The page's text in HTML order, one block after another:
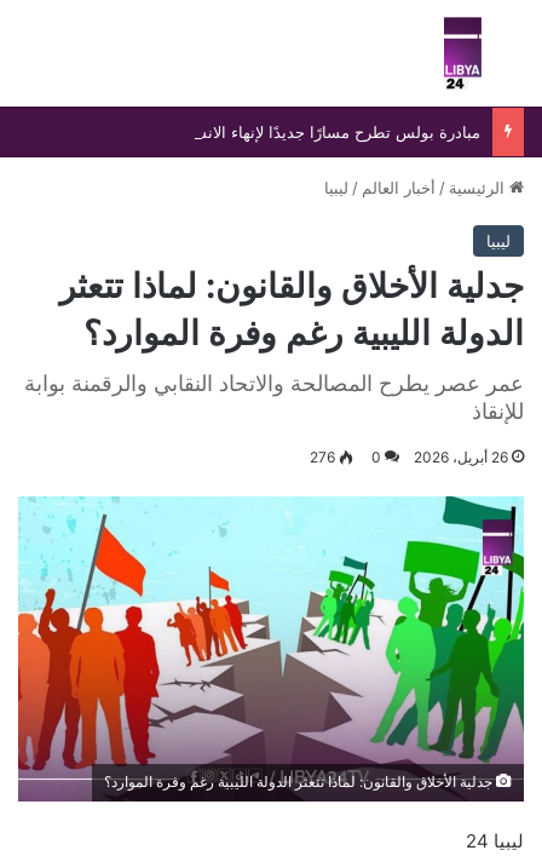
بحث عن
مبادرة بولس تطرح مسارًا جديدًا لإنهاء الانسداد السياسي في ليبيا
الرئيسية / أخبار العالم / ليبيا
ليبيا
جدلية الأخلاق والقانون: لماذا تتعثر
الدولة الليبية رغم وفرة الموارد؟
عمر عصر يطرح المصالحة والاتحاد النقابي والرقمنة بوابة
للإنقاذ
26 أبريل، 2026 0
276
جدلية الأخلاق والقانون: لماذا تتعثر الدولة الليبية رغم وفرة الموارد؟
ليبيا 24